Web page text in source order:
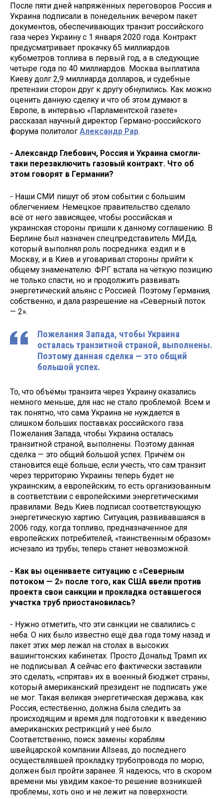
После пяти дней напряжённых переговоров Россия и
Украина подписали в понедельник вечером пакет
документов, обеспечивающих транзит российского
газа через Украину с 1 января 2020 года. Контракт
предусматривает прокачку 65 миллиардов
кубометров топлива в первый год, а в следующие
четыре года по 40 миллиардов. Москва выплатила
Киеву долг 2,9 миллиарда долларов, и судебные
претензии сторон друг к другу обнулились. Как можно
оценить данную сделку и что об этом думают в
Европе, в интервью «Парламентской газете»
рассказал научный директор Германо-российского
форума политолог Александр Рар.
- Александр Глебович, Россия и Украина смогли-
таки перезаключить газовый контракт. Что об
этом говорят в Германии?
- Наши СМИ пишут об этом событии с большим
облегчением. Немецкое правительство сделало
всё от него зависящее, чтобы российская и
украинская стороны пришли к данному соглашению. В
Берлине был назначен спецпредставитель МИДа,
который выполнял роль посредника: ездил и в
Москву, и в Киев и уговаривал стороны прийти к
общему знаменателю. ФРГ встала на чёткую позицию
не только спасти, но и продолжить развивать
энергетический альянс с Россией. Поэтому Германия,
собственно, и дала разрешение на «Северный поток
— 2».
Пожелания Запада, чтобы Украина
осталась транзитной страной, выполнены.
Поэтому данная сделка — это общий
большой успех.
То, что объёмы транзита через Украину оказались
немного меньше, для нас не стало проблемой. Всем и
так понятно, что сама Украина не нуждается в
слишком больших поставках российского газа.
Пожелания Запада, чтобы Украина осталась
транзитной страной, выполнены. Поэтому данная
сделка — это общий большой успех. Причём он
становится ещё больше, если учесть, что сам транзит
через территорию Украины теперь будет не
украинским, а европейским, то есть организованным
в соответствии с европейскими энергетическими
правилами. Ведь Киев подписал соответствующую
энергетическую хартию. Ситуация, развивавшаяся в
2006 году, когда топливо, предназначенное для
европейских потребителей, «таинственным образом»
исчезало из трубы, теперь станет невозможной.
- Как вы оцениваете ситуацию с «Северным
потоком — 2» после того, как США ввели против
проекта свои санкции и прокладка оставшегося
участка труб приостановилась?
- Нужно отметить, что эти санкции не свалились с
неба. О них было известно ещё два года тому назад и
пакет этих мер лежал на столах в высоких
вашингтонских кабинетах. Просто Дональд Трамп их
не подписывал. А сейчас его фактически заставили
это сделать, «спрятав» их в военный бюджет страны,
который американский президент не подписать уже
не мог. Такая великая энергетическая держава, как
Россия, естественно, должна была следить за
происходящим и время для подготовки к введению
американских рестрикций у неё было.
Соответственно, поиск замены кораблям
швейцарской компании Allseas, до последнего
осуществлявшей прокладку трубопровода по морю,
должен был пройти заранее. Я надеюсь, что в скором
времени мы увидим какое-то решение возникшей
проблемы, хоть оно и не лежит на поверхности.